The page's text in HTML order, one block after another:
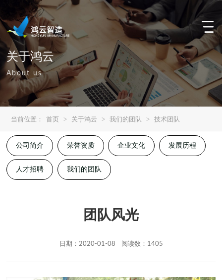
关于鸿云
About us
当前位置： 首页 > 关于鸿云 > 我们的团队 > 技术团队
公司简介 荣誉资质 企业文化 发展历程
人才招聘 我们的团队
团队风光
日期：2020-01-08 阅读数：1405